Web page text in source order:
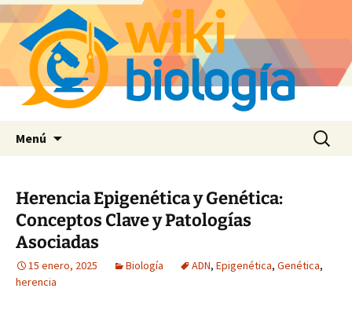
Menú Buscar:
Herencia Epigenética y Genética:
Conceptos Clave y Patologías
Asociadas
15 enero, 2025 Biología ADN, Epigenética, Genética,
herencia